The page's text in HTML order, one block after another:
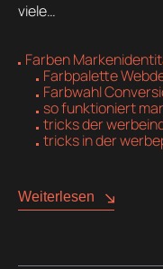
viele…
Farben
Farbpalette
Farbwahl
so funktioniert
tricks der
tricks in der
Weiterlesen